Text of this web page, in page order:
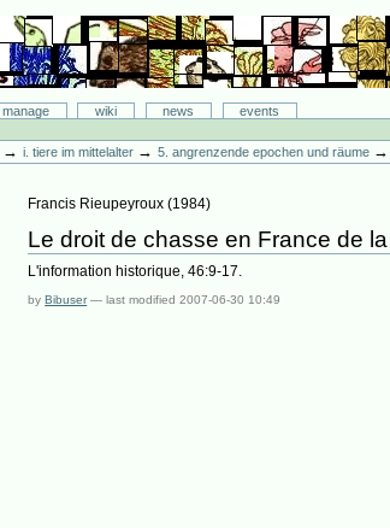
manage wiki news
events
→i. tiere im mittelalter →5. angrenzende epochen und räume
Francis Rieupeyroux (1984)
Le droit de chasse en France de
L'information historique, 46:9-17.
byBibuser —last modified2007-06-30 10:49